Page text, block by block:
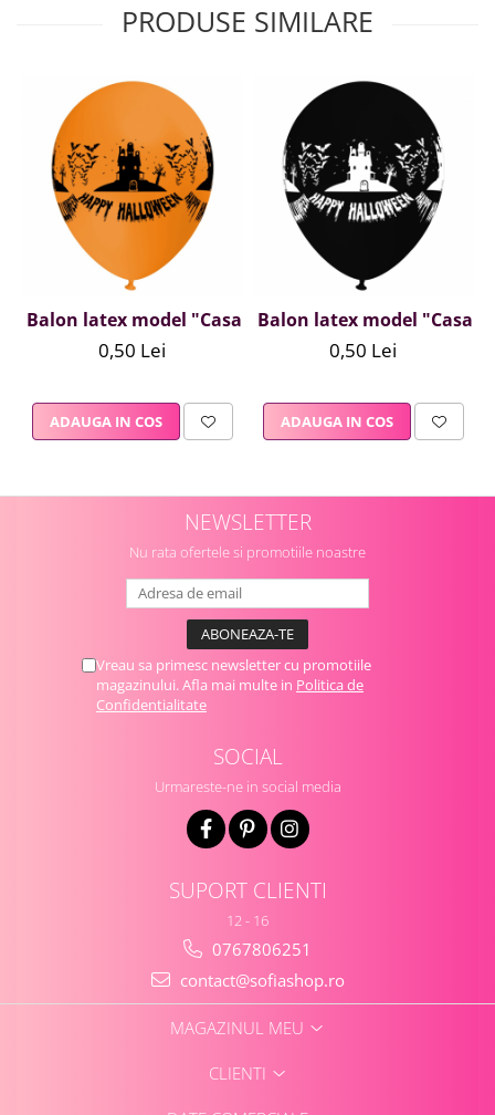
PRODUSE SIMILARE
Balon latex model "Casa bantuita", 12 inch,
0,50 Lei
ADAUGA IN COS
Balon latex model "Casa
0,50 Lei
ADAUGA IN COS
NEWSLETTER
Nu rata ofertele si promotiile noastre
Vreau sa primesc newsletter cu promotiile
magazinului. Afla mai multe in Politica de
Confidentialitate
SOCIAL
Urmareste-ne in social media
SUPORT CLIENTI
12 - 16
0767806251
contact@sofiashop.ro
MAGAZINUL MEU
CLIENTI